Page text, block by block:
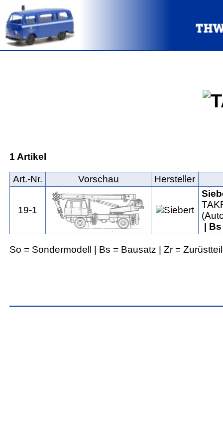
1 Artikel
Art.‑Nr. Vorschau Hersteller
19-1
|
So = Sondermodell | Bs = Bausatz | Zr =